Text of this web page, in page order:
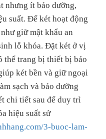
nhưng ít bảo dưỡng,
suất. Để két hoạt động
giữ mật khẩu an
lỗ khóa. Đặt két ở vị
thể trang bị thiết bị báo
két bền và giữ ngoại
sạch và bảo dưỡng
chi tiết sau để duy trì
hiệu suất sử
3-buoc-lam-